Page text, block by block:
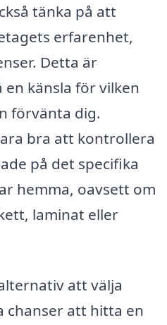
tänka på att
erfarenhet,
Detta är
känsla för vilken
förvänta dig.
bra att kontrollera
på det specifika
hemma, oavsett om
laminat eller
att välja
chanser att hitta en